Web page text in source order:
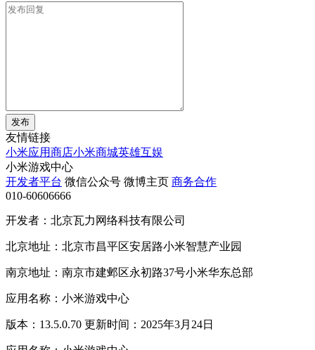
发布
友情链接
小米应用商店小米商城英雄互娱
小米游戏中心
开发者平台 微信公众号 微博主页 商务合作
010-60606666
开发者：北京瓦力网络科技有限公司
北京地址：北京市昌平区安居路小米智慧产业园
南京地址：南京市建邺区永初路37号小米华东总部
应用名称：小米游戏中心
版本：13.5.0.70 更新时间：2025年3月24日